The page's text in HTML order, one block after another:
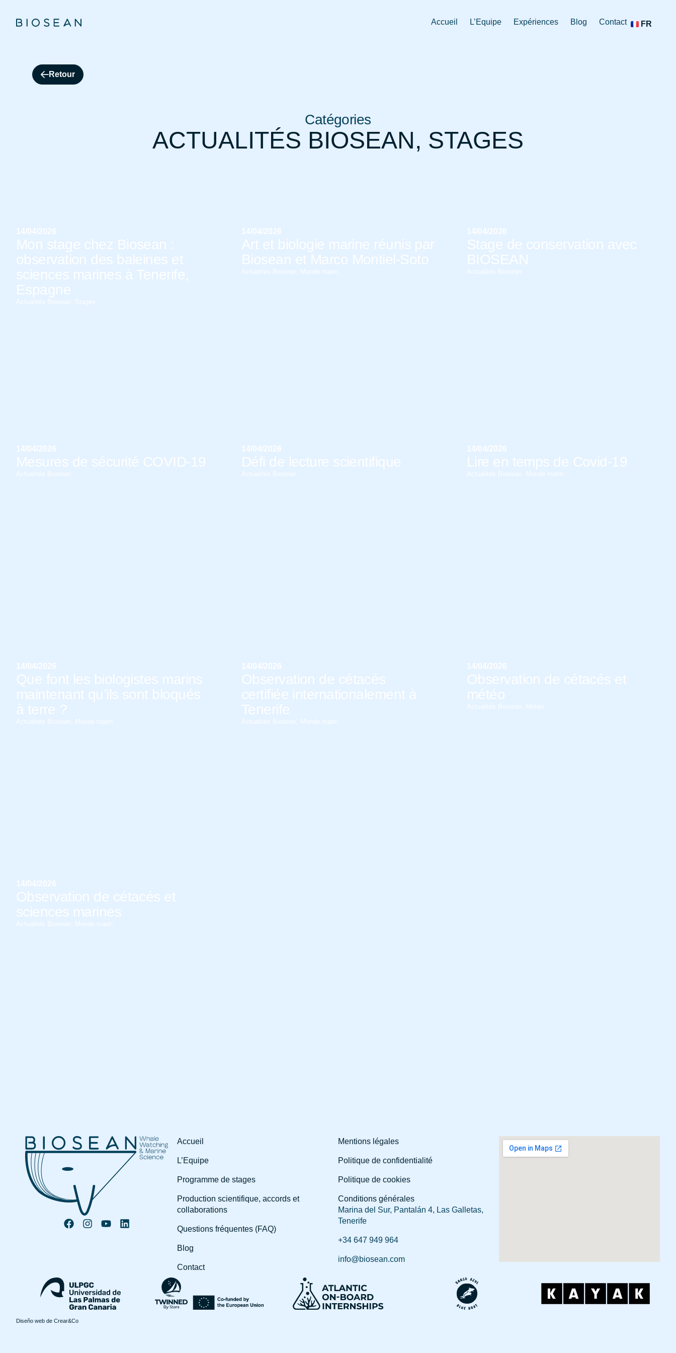
Accueil L’Equipe Expériences Blog Contact FR
DE
Catégories
ACTUALITÉS BIOSEAN, STAGES
Retour
14/04/2026
Mon stage chez Biosean :
observation des baleines et
sciences marines à Tenerife,
Espagne
Actualités Biosean Stages
14/04/2026
Art et biologie marine réunis par
Biosean et Marco Montiel-Soto
Actualités Biosean Monde marin
14/04/2026
Stage de conservation avec
BIOSEAN
Actualités Biosean
14/04/2026
Mesures de sécurité COVID-19
Actualités Biosean
14/04/2026
Défi de lecture scientifique
Actualités Biosean
14/04/2026
Lire en temps de Covid-19
Actualités Biosean Monde marin
14/04/2026
Que font les biologistes marins
maintenant qu’ils sont bloqués
à terre ?
Actualités Biosean Monde marin
14/04/2026
Observation de cétacés
certifiée internationalement à
Tenerife
Actualités Biosean Monde marin
14/04/2026
Observation de cétacés et
météo
Actualités Biosean Météo
14/04/2026
Observation de cétacés et
sciences marines
Actualités Biosean Monde marin
Accueil
L’Equipe
Programme de stages
Production scientifique, accords et
collaborations
Questions fréquentes (FAQ)
Blog
Contact
Mentions légales
Politique de confidentialité
Politique de cookies
Conditions générales
Marina del Sur, Pantalán 4, Las Galletas,
Tenerife
+34 647 949 964
info@biosean.com
Diseño web de Crear&Co